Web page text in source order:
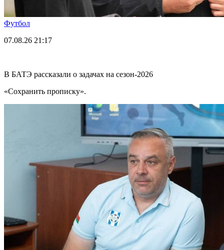
Футбол
07.08.26 21:17
В БАТЭ рассказали о задачах на сезон-2026
«Сохранить прописку».